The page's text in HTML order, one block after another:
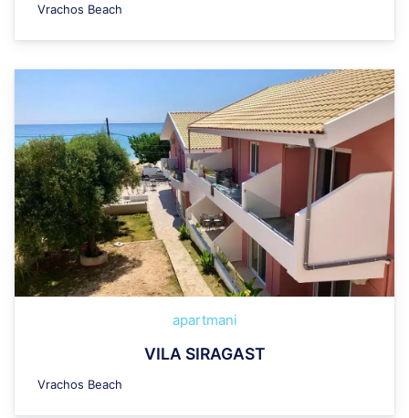
Vrachos Beach
apartmani
VILA SIRAGAST
Vrachos Beach